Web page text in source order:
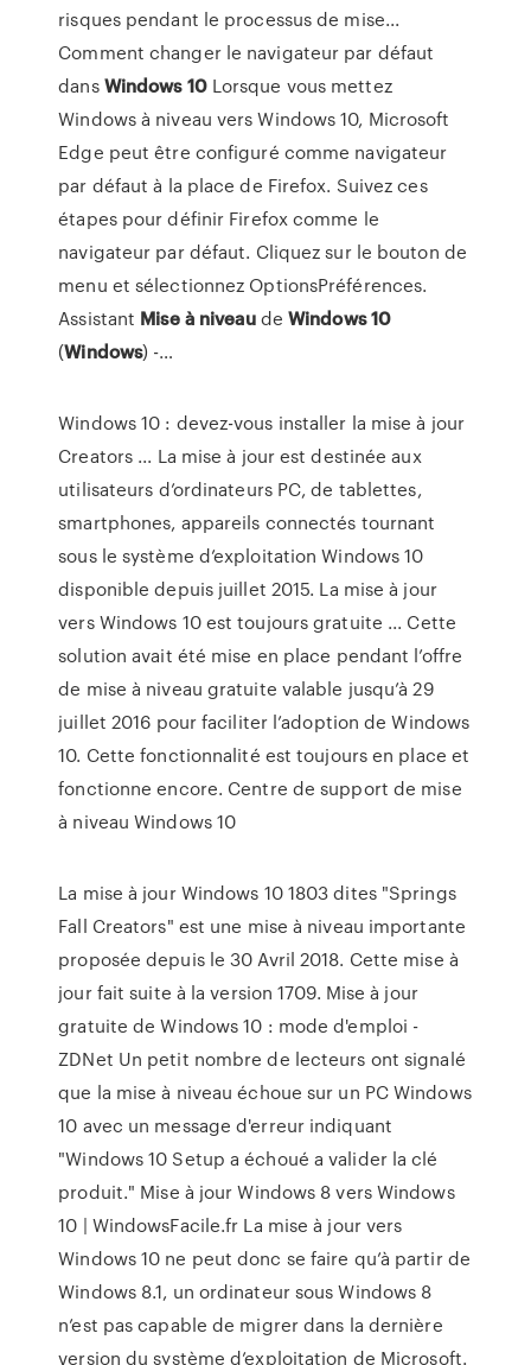
risques pendant le processus de mise...
Comment changer le navigateur par défaut
dansWindows 10Lorsque vous mettez
Windows à niveau vers Windows 10, Microsoft
Edge peut être configuré comme navigateur
par défaut à la place de Firefox. Suivez ces
étapes pour définir Firefox comme le
navigateur par défaut. Cliquez sur le bouton de
menu et sélectionnez OptionsPréférences.
Assistant Mise à niveaudeWindows 10
(Windows) -…
Windows 10 : devez-vous installer la mise à jour
Creators ... La mise à jour est destinée aux
utilisateurs d’ordinateurs PC, de tablettes,
smartphones, appareils connectés tournant
sous le système d’exploitation Windows 10
disponible depuis juillet 2015. La mise à jour
vers Windows 10 est toujours gratuite ... Cette
solution avait été mise en place pendant l’offre
de mise à niveau gratuite valable jusqu’à 29
juillet 2016 pour faciliter l’adoption de Windows
10. Cette fonctionnalité est toujours en place et
fonctionne encore. Centre de support de mise
à niveau Windows 10
La mise à jour Windows 10 1803 dites "Springs
Fall Creators" est une mise à niveau importante
proposée depuis le 30 Avril 2018. Cette mise à
jour fait suite à la version 1709. Mise à jour
gratuite de Windows 10 : mode d'emploi -
ZDNet Un petit nombre de lecteurs ont signalé
que la mise à niveau échoue sur un PC Windows
10 avec un message d'erreur indiquant
"Windows 10 Setup a échoué a valider la clé
produit." Mise à jour Windows 8 vers Windows
10 | WindowsFacile.fr La mise à jour vers
Windows 10 ne peut donc se faire qu’à partir de
Windows 8.1, un ordinateur sous Windows 8
n’est pas capable de migrer dans la dernière
version du système d’exploitation de Microsoft.